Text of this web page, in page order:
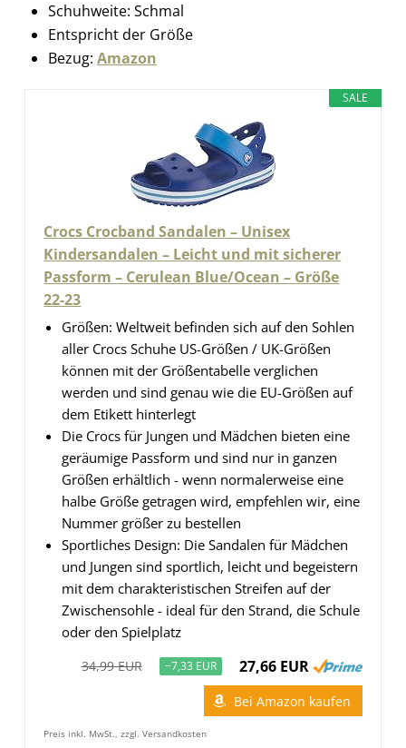
Schuhweite: Schmal
Entspricht der Größe
Bezug: Amazon
SALE
Crocs Crocband Sandalen – Unisex
Kindersandalen – Leicht und mit sicherer
Passform – Cerulean Blue/Ocean – Größe
22-23
Größen: Weltweit befinden sich auf den Sohlen
aller Crocs Schuhe US-Größen / UK-Größen
können mit der Größentabelle verglichen
werden und sind genau wie die EU-Größen auf
dem Etikett hinterlegt
Die Crocs für Jungen und Mädchen bieten eine
geräumige Passform und sind nur in ganzen
Größen erhältlich - wenn normalerweise eine
halbe Größe getragen wird, empfehlen wir, eine
Nummer größer zu bestellen
Sportliches Design: Die Sandalen für Mädchen
und Jungen sind sportlich, leicht und begeistern
mit dem charakteristischen Streifen auf der
Zwischensohle - ideal für den Strand, die Schule
oder den Spielplatz
34,99 EUR −7,33 EUR 27,66 EUR
Bei Amazon kaufen
Preis inkl. MwSt., zzgl. Versandkosten